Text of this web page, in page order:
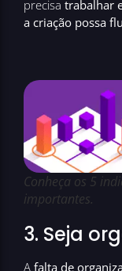
precisa trabalhar
a criação possa
Conheça os 5
importantes.
3. Seja
A falta de